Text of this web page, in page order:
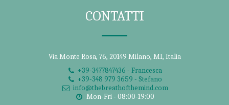
CONTATTI
Via Monte Rosa, 76, 20149 Milano, MI, Italia
+39-3477847436 - Francesca
+39-348 979 3659 - Stefano
info@thebreathofthemind.com
Mon-Fri - 08:00-19:00